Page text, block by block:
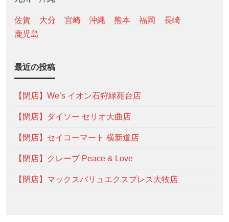
佐賀 大分 宮崎 沖縄 熊本 福岡
長崎
鹿児島
最近の投稿
【閉店】We’s イオン石狩緑苑台店
【閉店】ダイソー セリオ大曲店
【閉店】セイコーマート 横新道店
【閉店】クレープ Peace & Love
【閉店】マックスバリュエクスプレス大牧店